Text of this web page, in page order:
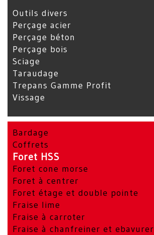
Outils divers
Perçage acier
Perçage béton
Perçage bois
Sciage
Taraudage
Trepans Gamme Profit
Vissage
Bardage
Coffrets
Foret HSS
Foret cone morse
Foret à centrer
Foret étage et double pointe
Fraise lime
Fraise à carroter
Fraise à chanfreiner et ebavurer